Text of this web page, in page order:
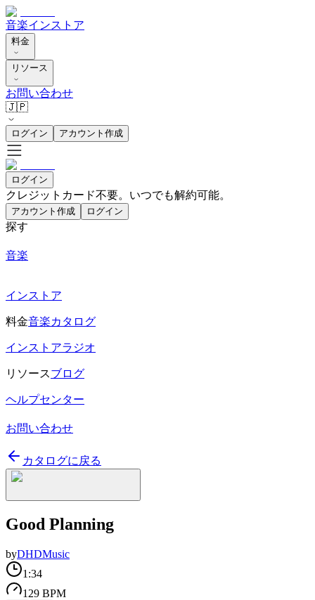
音楽インストア
料金
リソース
お問い合わせ
🇯🇵
ログイン アカウント作成
ログイン
クレジットカード不要。いつでも解約可能。
アカウント作成 ログイン
探す
音楽
インストア
料金音楽カタログ
インストアラジオ
リソースブログ
ヘルプセンター
お問い合わせ
カタログに戻る
Good Planning
byDHDMusic
1:34
129 BPM